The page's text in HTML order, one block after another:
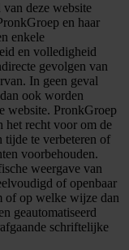
deze website
en haar
enkele
en volledigheid
gevolgen van
In geen geval
ook worden
website. PronkGroep
het recht voor om de
tijde te verbeteren of
voorbehouden.
weergave van
of openbaar
of op welke wijze dan
geautomatiseerd
schriftelijke